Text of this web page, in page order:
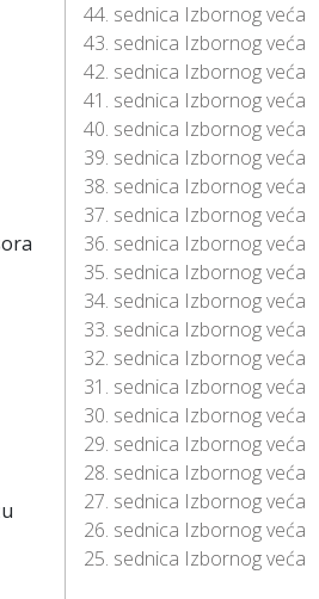
44. sednica Izbornog veća
43. sednica Izbornog veća
42. sednica Izbornog veća
41. sednica Izbornog veća
40. sednica Izbornog veća
39. sednica Izbornog veća
38. sednica Izbornog veća
37. sednica Izbornog veća
36. sednica Izbornog veća
35. sednica Izbornog veća
34. sednica Izbornog veća
33. sednica Izbornog veća
32. sednica Izbornog veća
31. sednica Izbornog veća
30. sednica Izbornog veća
29. sednica Izbornog veća
28. sednica Izbornog veća
27. sednica Izbornog veća
26. sednica Izbornog veća
25. sednica Izbornog veća